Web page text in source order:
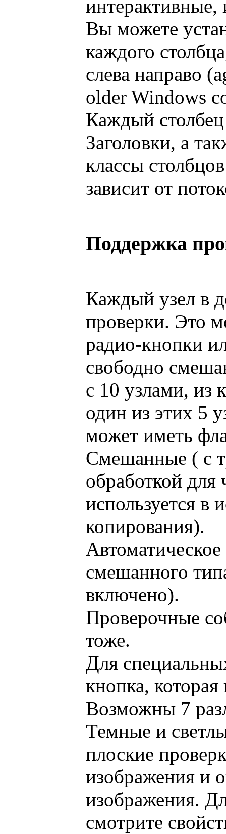
интерактивные,
Вы можете
каждого
слева направо
older Windows
Каждый
Заголовки, а
классы
зависит от
Поддержка
Каждый узел в
проверки. Это
радио-кнопки
свободно
с 10 узлами, из
один из этих 5
может иметь
Смешанные ( с
обработкой для
используется в
копирования).
смешанного
включено).
Проверочные
тоже.
Для
кнопка,
Возможны 7
Темные и
плоские
изображения и
изображения.
смотрите